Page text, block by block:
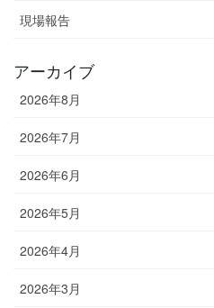
現場報告
アーカイブ
2026年8月
2026年7月
2026年6月
2026年5月
2026年4月
2026年3月